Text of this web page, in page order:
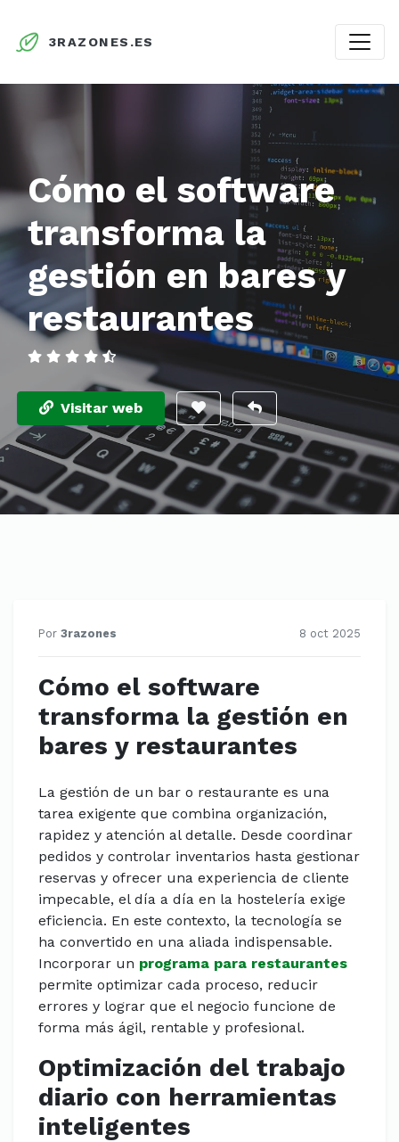
3RAZONES.ES
Cómo el software
transforma la
gestión en bares y
restaurantes
Visitar web
Por 3razones 8 oct 2025
Cómo el software
transforma la gestión en
bares y restaurantes
La gestión de un bar o restaurante es una
tarea exigente que combina organización,
rapidez y atención al detalle. Desde coordinar
pedidos y controlar inventarios hasta gestionar
reservas y ofrecer una experiencia de cliente
impecable, el día a día en la hostelería exige
eficiencia. En este contexto, la tecnología se
ha convertido en una aliada indispensable.
Incorporar un programa para restaurantes
permite optimizar cada proceso, reducir
errores y lograr que el negocio funcione de
forma más ágil, rentable y profesional.
Optimización del trabajo
diario con herramientas
inteligentes